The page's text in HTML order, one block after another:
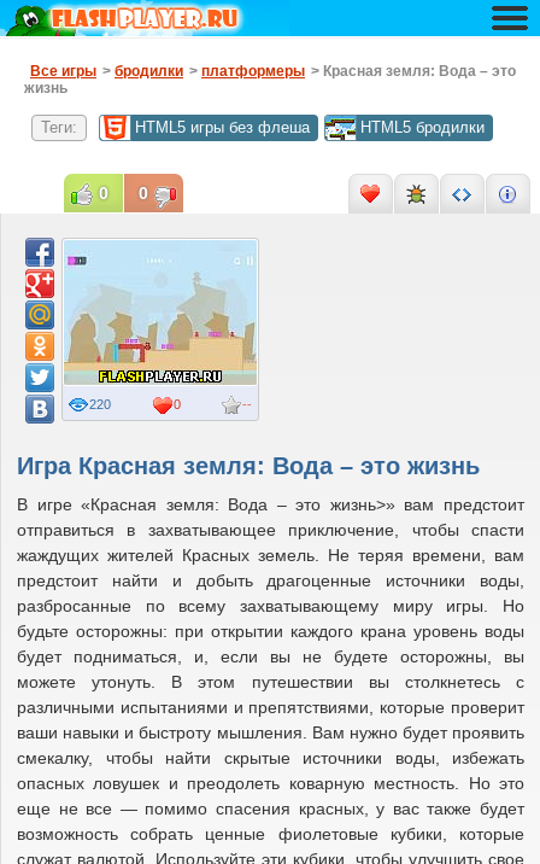
Все игры > бродилки > платформеры > Красная земля: Вода – это
жизнь
Теги: HTML5 игры без флеша HTML5 бродилки
Игра Красная земля: Вода – это жизнь
В игре «Красная земля: Вода – это жизнь>» вам предстоит
отправиться в захватывающее приключение, чтобы спасти
жаждущих жителей Красных земель. Не теряя времени, вам
предстоит найти и добыть драгоценные источники воды,
разбросанные по всему захватывающему миру игры. Но
будьте осторожны: при открытии каждого крана уровень воды
будет подниматься, и, если вы не будете осторожны, вы
можете утонуть. В этом путешествии вы столкнетесь с
различными испытаниями и препятствиями, которые проверит
ваши навыки и быстроту мышления. Вам нужно будет проявить
смекалку, чтобы найти скрытые источники воды, избежать
опасных ловушек и преодолеть коварную местность. Но это
еще не все — помимо спасения красных, у вас также будет
возможность собрать ценные фиолетовые кубики, которые
служат валютой. Используйте эти кубики, чтобы улучшить свое
--
220 0
0 0